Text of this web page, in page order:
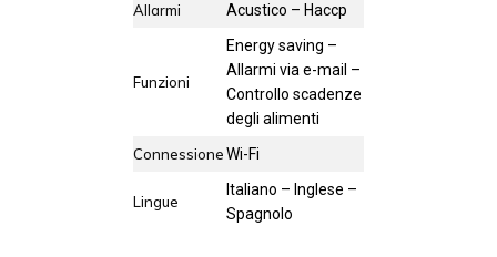
Allarmi
Acustico – Haccp
Funzioni
Energy saving –
Allarmi via e-mail –
Controllo scadenze
degli alimenti
ConnessioneWi-Fi
Lingue
Italiano – Inglese –
Spagnolo